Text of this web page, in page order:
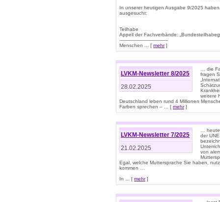
In unserer heutigen Ausgabe 9/2025
ausgesucht:
Teilhabe
Appell der Fachverbände:
---------------------------------
Menschen ... [ mehr]
LVKM-Newsletter 8/2025
28.02.2025
… die
fragen
weitere
Deutschland leben rund 4 Millionen
Farben sprechen – ... [ mehr]
LVKM-Newsletter 7/2025
21.02.2025
…
der
von
Egal, welche Muttersprache Sie haben,
kommen …
In ... [ mehr]